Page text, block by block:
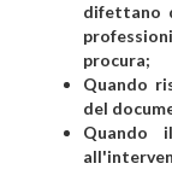
difettano
procura;
Quando
del
Quando